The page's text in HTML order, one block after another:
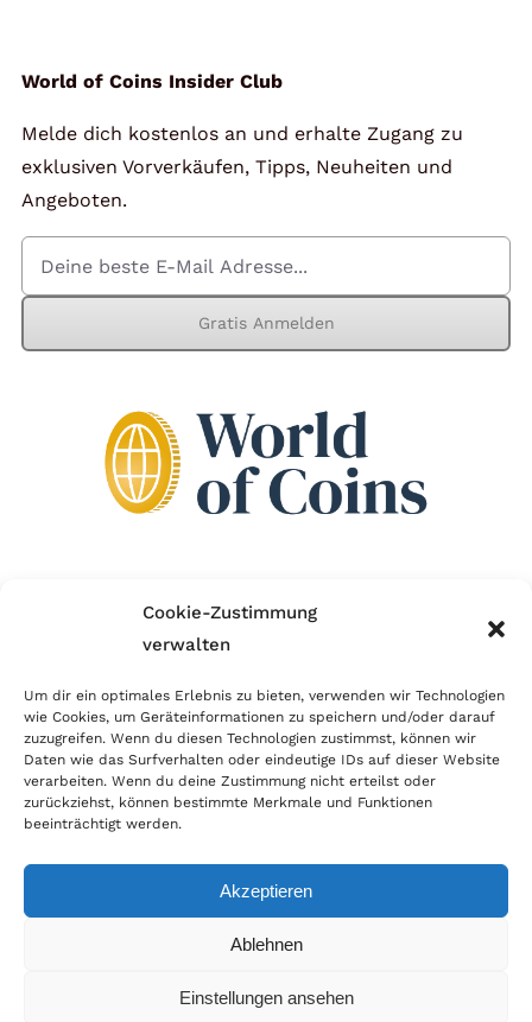
Cookie-Zustimmung
verwalten
Um dir ein optimales Erlebnis zu bieten, verwenden wir Technologien
wie Cookies, um Geräteinformationen zu speichern und/oder darauf
zuzugreifen. Wenn du diesen Technologien zustimmst, können wir
Daten wie das Surfverhalten oder eindeutige IDs auf dieser Website
verarbeiten. Wenn du deine Zustimmung nicht erteilst oder
zurückziehst, können bestimmte Merkmale und Funktionen
beeinträchtigt werden.
Akzeptieren
Ablehnen
Einstellungen ansehen
Kontakt
Mein Konto
Warenkorb
World of Coins Insider Club
Melde dich kostenlos an und erhalte Zugang zu
exklusiven Vorverkäufen, Tipps, Neuheiten und
Angeboten.
Gratis Anmelden
Wir sind Mitglied im Händlerbund!
erfolgreichen E-Commerce ein. Auch wir sind wie
viele Onlineshops im Netz Mitglied im Händlerbund
und unterstützen fairen Onlinehandel.
© Copyright 2026 | World of Coins |Impressum|Datenschutz|Cookie
|Zahlung & Versand